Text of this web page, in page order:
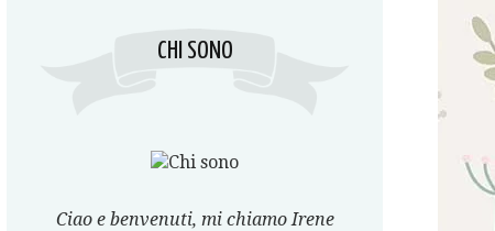
CHI SONO
Ciao e benvenuti, mi chiamo Irene